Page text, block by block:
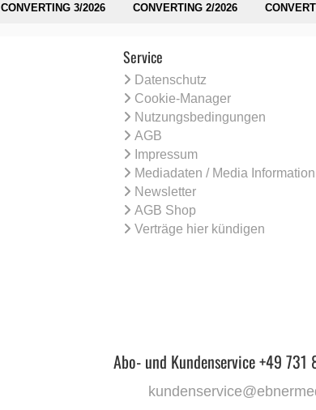
CONVERTING 3/2026
CONVERTING 2/2026
Service
Datenschutz
Cookie-Manager
Nutzungsbedingungen
AGB
Impressum
Mediadaten / Media Information
Newsletter
AGB Shop
Verträge hier kündigen
Abo- und Kundenservice +49